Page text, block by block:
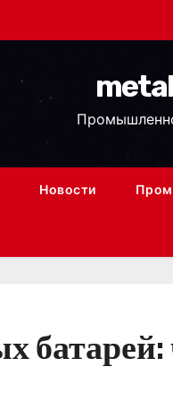
Новости
батарей: